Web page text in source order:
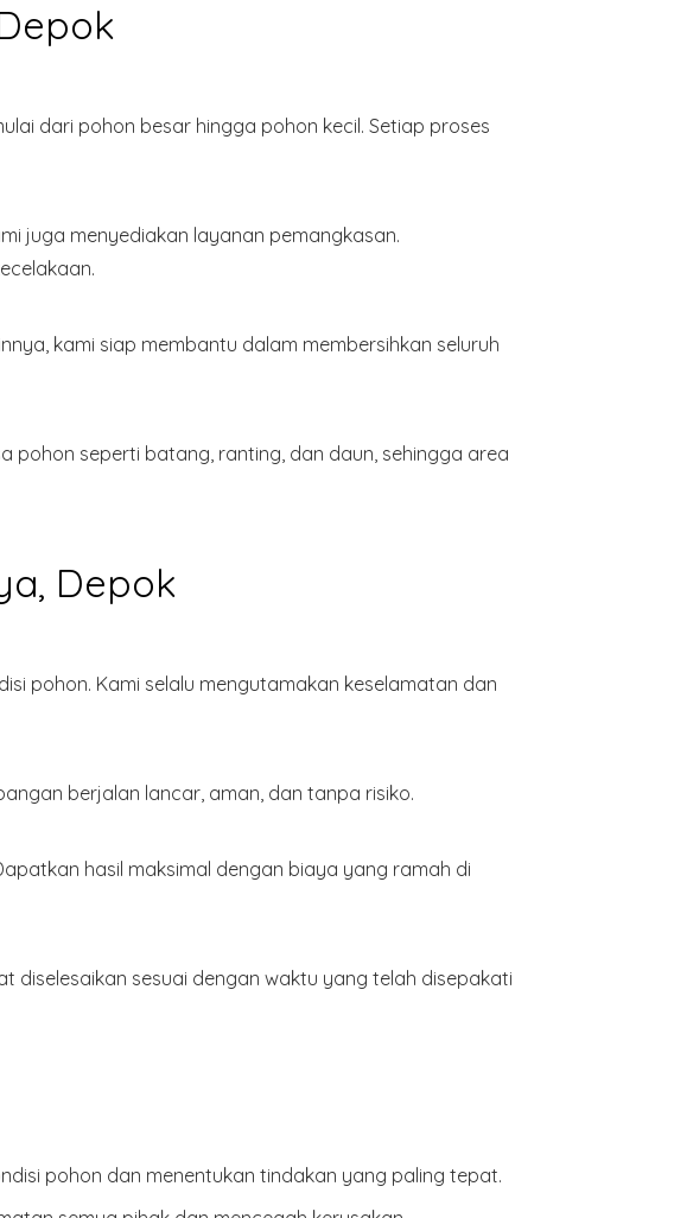
dari pohon besar hingga pohon kecil. Setiap proses
juga menyediakan layanan pemangkasan.
kami siap membantu dalam membersihkan seluruh
pohon seperti batang, ranting, dan daun, sehingga area
Depok
pohon. Kami selalu mengutamakan keselamatan dan
berjalan lancar, aman, dan tanpa risiko.
hasil maksimal dengan biaya yang ramah di
diselesaikan sesuai dengan waktu yang telah disepakati
pohon dan menentukan tindakan yang paling tepat.